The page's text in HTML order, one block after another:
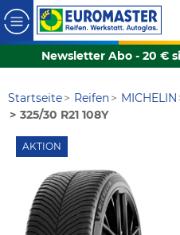
Newsletter Abo - 20 €
Startseite Reifen MICHELIN
325/30 R21 108Y
AKTION